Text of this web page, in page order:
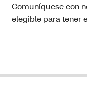
Comuníquese con
elegible para tener